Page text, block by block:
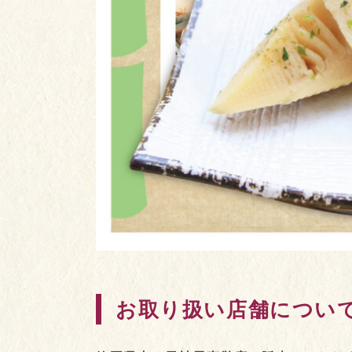
お取り扱い店舗につい